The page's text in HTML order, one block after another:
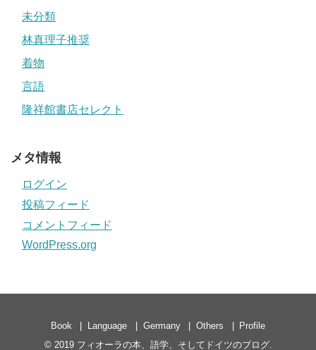
未分類
林真理子推奨
着物
言語
隆祥館書店セレクト
メタ情報
ログイン
投稿フィード
コメントフィード
WordPress.org
Book Language Germany Others
Profile
© 2019 フィオーラの本、語学、そしてドイツのブログ.